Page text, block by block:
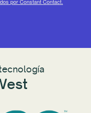
por Constant Contact.